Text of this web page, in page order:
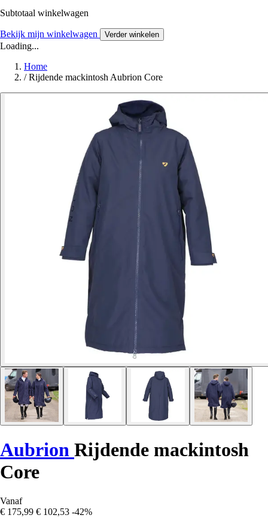
Subtotaal winkelwagen
Bekijk mijn winkelwagen Verder winkelen
Loading...
Home
/ Rijdende mackintosh Aubrion Core
Aubrion Rijdende mackintosh
Core
Vanaf
€ 175,99 € 102,53 -42%